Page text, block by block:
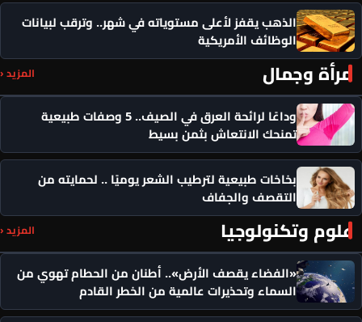
الذهب يقفز لأعلى مستوياته في شهر.. وترقب لبيانات
الوظائف الأمريكية
مرأة وجمال المزيد ‹
وداعًا لرائحة العرق في الصيف.. 5 وصفات طبيعية
تمنحك الانتعاش بثمن بسيط
بخاخات طبيعية لترطيب الشعر يوميًا .. لحمايته من
التقصف والجفاف
علوم وتكنولوجيا المزيد ‹
«الفضاء يقصف الأرض».. أطنان من الحطام تهوي من
السماء وتحذيرات عالمية من الخطر القادم